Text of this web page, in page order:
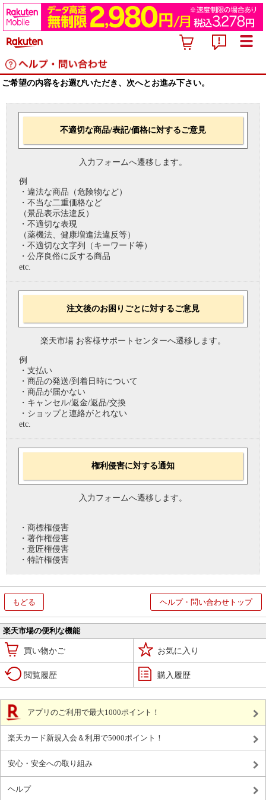
ご希望の内容をお選びいただき、次へとお進み下さい。
不適切な商品/表記/価格に対するご意見
入力フォームへ遷移します。
例
・違法な商品（危険物など）
・不当な二重価格など
（景品表示法違反）
・不適切な表現
（薬機法、健康増進法違反等）
・不適切な文字列（キーワード等）
・公序良俗に反する商品
etc.
注文後のお困りごとに対するご意見
楽天市場 お客様サポートセンターへ遷移します。
例
・支払い
・商品の発送/到着日時について
・商品が届かない
・キャンセル/返金/返品/交換
・ショップと連絡がとれない
etc.
権利侵害に対する通知
入力フォームへ遷移します。
・商標権侵害
・著作権侵害
・意匠権侵害
・特許権侵害
もどる ヘルプ・問い合わせトップ
楽天市場の便利な機能
買い物かご お気に入り
閲覧履歴 購入履歴
アプリのご利用で最大1000ポイント！
楽天カード新規入会＆利用で5000ポイント！
安心・安全への取り組み
ヘルプ